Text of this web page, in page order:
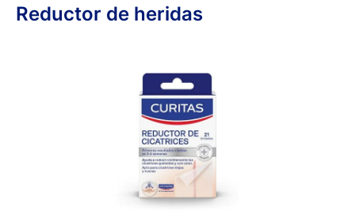
Reductor de heridas